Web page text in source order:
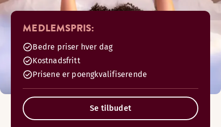
MEDLEMSPRIS:
Bedre priser hver dag
Kostnadsfritt
Prisene er poengkvalifiserende
Se tilbudet